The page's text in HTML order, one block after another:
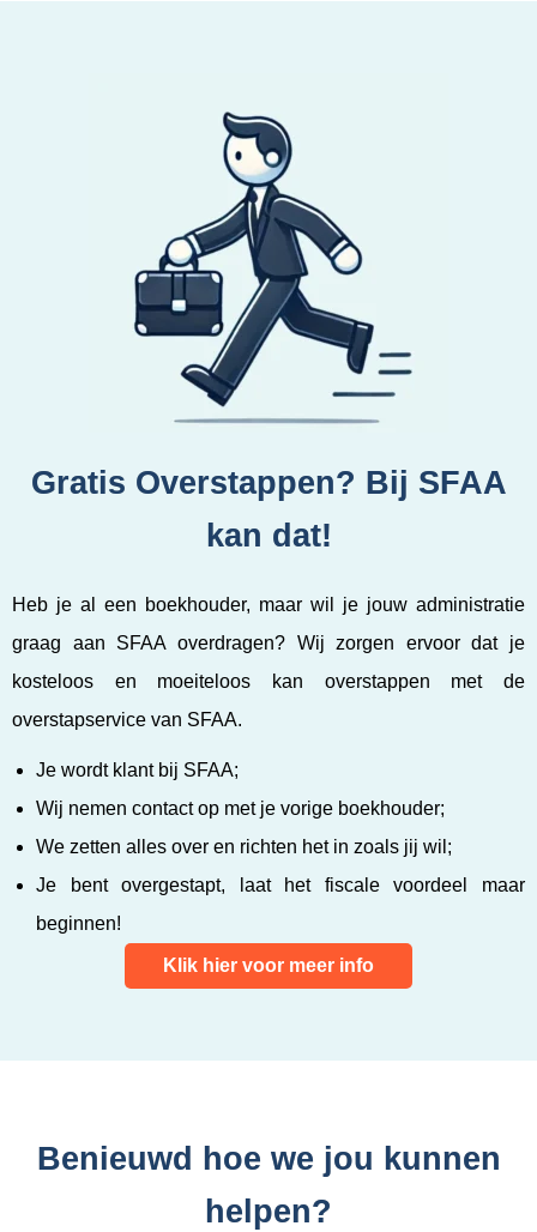
Gratis Overstappen? Bij SFAA
kan dat!
Heb je al een boekhouder, maar wil je jouw administratie
graag aan SFAA overdragen? Wij zorgen ervoor dat je
kosteloos en moeiteloos kan overstappen met de
overstapservice van SFAA.
Je wordt klant bij SFAA;
Wij nemen contact op met je vorige boekhouder;
We zetten alles over en richten het in zoals jij wil;
Je bent overgestapt, laat het fiscale voordeel maar
beginnen!
Klik hier voor meer info
Benieuwd hoe we jou kunnen
helpen?